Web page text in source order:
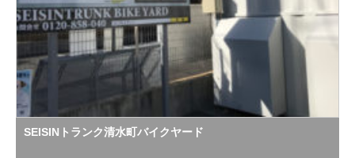
SEISINトランク清水町バイクヤード